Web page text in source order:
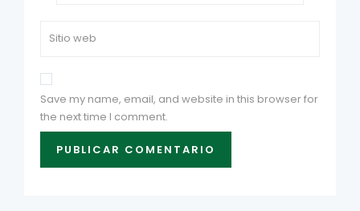
Save my name, email, and website in this browser for
the next time I comment.